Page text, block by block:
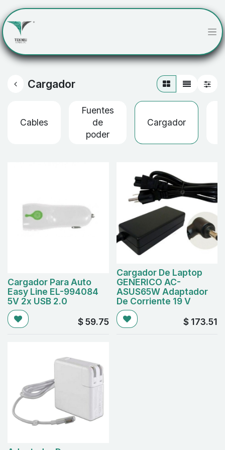
Cargador
Cables
Fuentes
de
poder
Cargador
Cargador Para Auto
Easy Line EL-994084
5V 2x USB 2.0
$59.75
Cargador De Laptop
GENERICO AC-
ASUS65W Adaptador
De Corriente 19 V
$ 173.51